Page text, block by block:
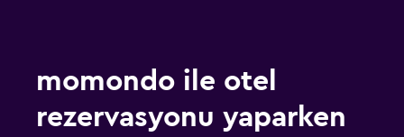
momondo ile otel
rezervasyonu yaparken